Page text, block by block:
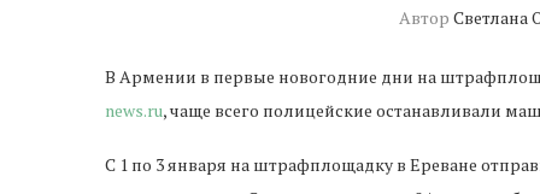
Автор Светлана
В Армении в первые новогодние дни на
news.ru, чаще всего полицейские останавливали
С 1 по 3 января на штрафплощадку в Ереване